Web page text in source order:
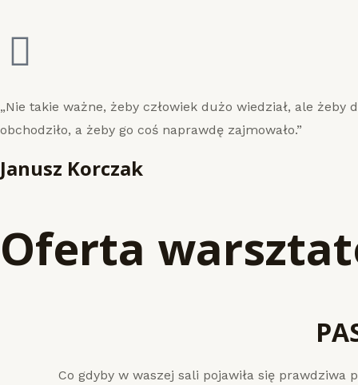
„Nie takie ważne, żeby człowiek dużo wiedział, ale
obchodziło, a żeby go coś naprawdę zajmowało.”
Janusz Korczak
Oferta
Co gdyby w waszej sali pojawiła się